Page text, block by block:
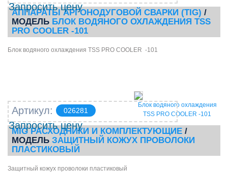
Запросить цену
АППАРАТЫ АРГОНОДУГОВОЙ СВАРКИ (TIG) /
МОДЕЛЬ БЛОК ВОДЯНОГО ОХЛАЖДЕНИЯ TSS
PRO COOLER -101
Блок водяного охлаждения TSS PRO COOLER -101
Блок водяного охлаждения
TSS PRO COOLER -101
Артикул: 026281
Запросить цену
MIG РАСХОДНИКИ И КОМПЛЕКТУЮЩИЕ /
МОДЕЛЬ ЗАЩИТНЫЙ КОЖУХ ПРОВОЛОКИ
ПЛАСТИКОВЫЙ
Защитный кожух проволоки пластиковый